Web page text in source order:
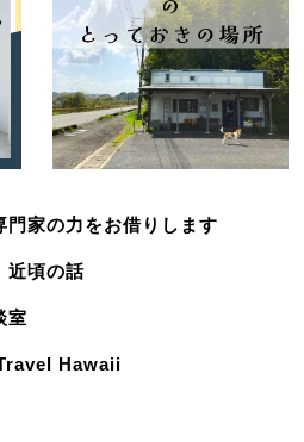
門家の力をお借りします
近頃の話
室
Hawaii